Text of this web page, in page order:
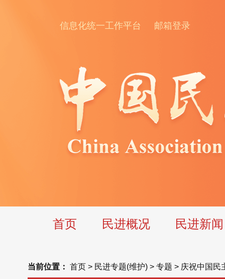
信息化统一工作平台 邮箱登录
首页 民进概况 民进新闻
当前位置： 首页 > 民进专题(维护) > 专题 > 庆祝中国民